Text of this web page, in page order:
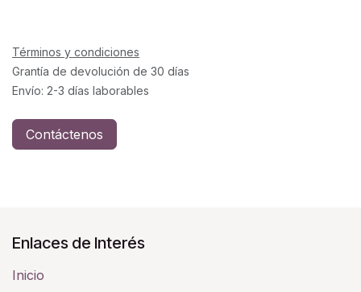
Términos y condiciones
Grantía de devolución de 30 días
Envío: 2-3 días laborables
Contáctenos
Enlaces de Interés
Inicio